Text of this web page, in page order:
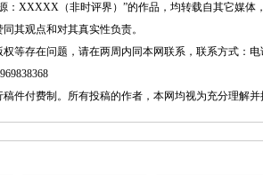
XXXXX（非时评界）”的作品，均转载自其它媒体
其观点和对其真实性负责。
存在问题，请在两周内同本网联系，联系方式：电
付费制。所有投稿的作者，本网均视为充分理解并